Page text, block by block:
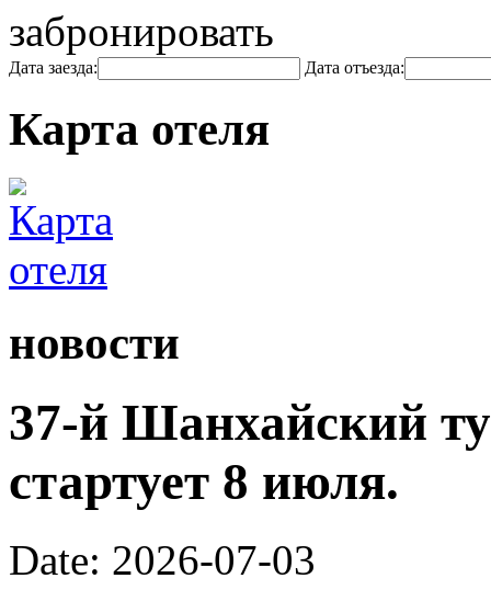
забронировать
Дата заезда: Дата отъезда:
Карта отеля
новости
37-й Шанхайский
стартует 8 июля.
Date: 2026-07-03